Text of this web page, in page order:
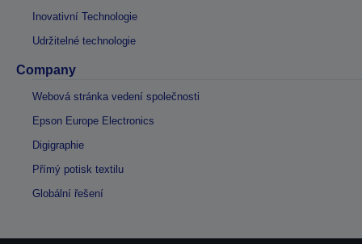
Inovativní Technologie
Udržitelné technologie
Company
Webová stránka vedení společnosti
Epson Europe Electronics
Digigraphie
Přímý potisk textilu
Globální řešení